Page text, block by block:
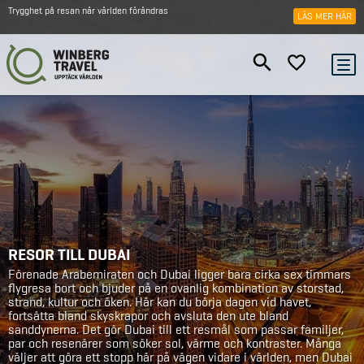
Trygghet på resan när världen förändras LÄS MER HÄR
RESOR TILL DUBAI
Förenade Arabemiraten och Dubai ligger bara cirka sex timmars
flygresa bort och bjuder på en ovanlig kombination av storstad,
strand, kultur och öken. Här kan du börja dagen vid havet,
fortsätta bland skyskrapor och avsluta den ute bland
sanddynerna. Det gör Dubai till ett resmål som passar familjer,
par och resenärer som söker sol, värme och kontraster. Många
väljer att göra ett stopp här på vägen vidare i världen, men Dubai